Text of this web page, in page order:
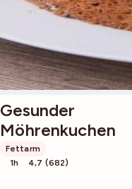
Gesunder
Möhrenkuchen
Fettarm
1h
4,7 (682)